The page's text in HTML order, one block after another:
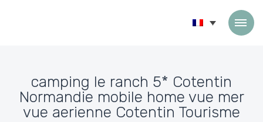
camping le ranch 5* Cotentin
Normandie mobile home vue mer
vue aerienne Cotentin Tourisme